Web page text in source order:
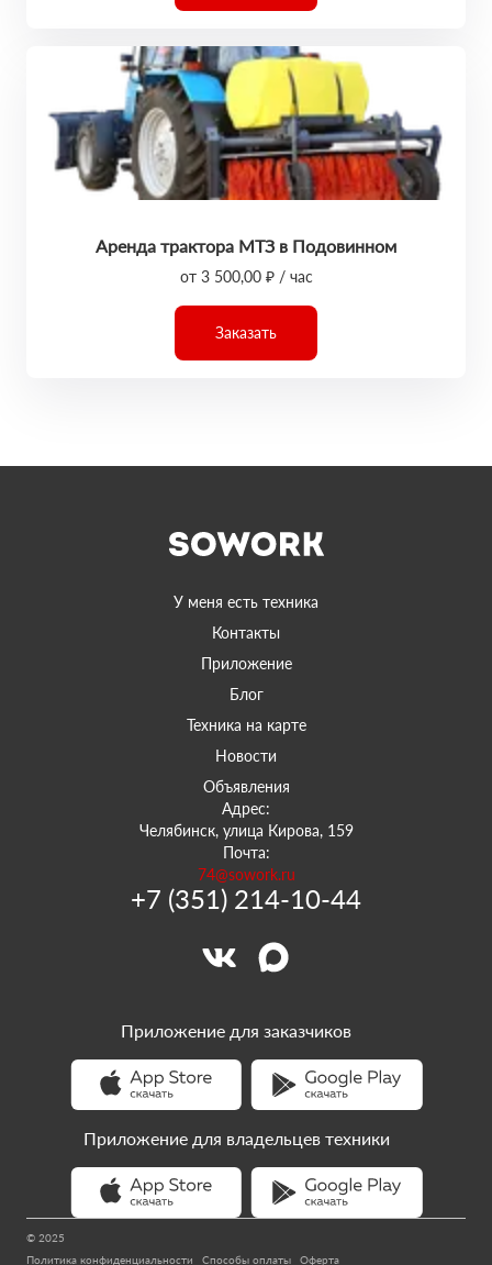
Аренда трактора МТЗ в Подовинном
от 3 500,00 ₽ / час
Заказать
У меня есть техника
Контакты
Приложение
Блог
Техника на карте
Новости
Объявления
Адрес:
Челябинск, улица Кирова, 159
Почта:
74@sowork.ru
+7 (351) 214-10-44
© 2025
Политика конфиденциальности
Способы оплаты Оферта
Приложение для заказчиков
Приложение для владельцев техники